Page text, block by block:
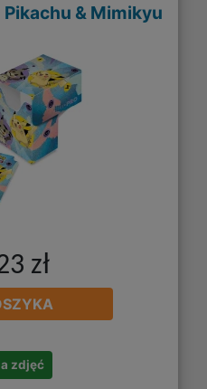
Pikachu & Mimikyu
zł
zdjęć